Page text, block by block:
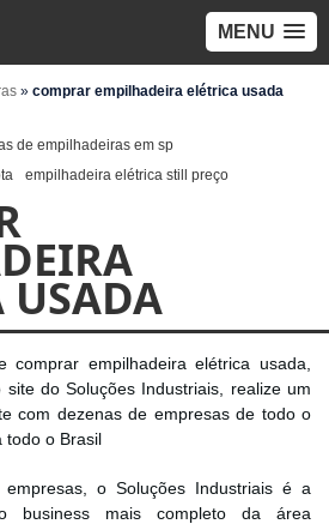
MENU
» comprar empilhadeira elétrica usada
de empilhadeiras em sp
empilhadeira elétrica still preço
USADA
comprar empilhadeira elétrica usada,
do Soluções Industriais, realize um
com dezenas de empresas de todo o
todo o Brasil
empresas, o Soluções Industriais é a
business mais completo da área